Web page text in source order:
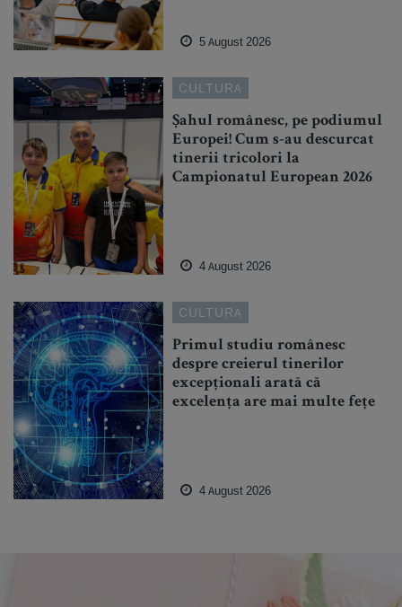
5 August 2026
CULTURA
Șahul românesc, pe podiumul
Europei! Cum s-au descurcat
tinerii tricolori la
Campionatul European 2026
4 August 2026
CULTURA
Primul studiu românesc
despre creierul tinerilor
excepționali arată că
excelența are mai multe fețe
4 August 2026